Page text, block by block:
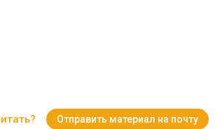
Отправить материал на почту